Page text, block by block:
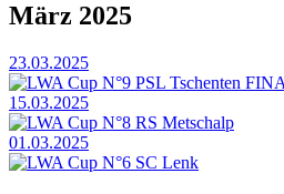
März 2025
23.03.2025
LWA Cup N°9 PSL Tschenten
15.03.2025
LWA Cup N°8 RS Metschalp
01.03.2025
LWA Cup N°6 SC Lenk